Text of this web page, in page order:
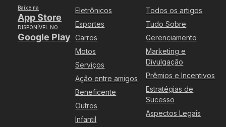
Baixe na
App Store
DISPONÍVEL NO
Google Play
Eletrônicos
Esportes
Carros
Motos
Serviços
Ação entre amigos
Beneficente
Outros
Infantil
Todos os artigos
Tudo Sobre
Gerenciamento
Marketing e
Divulgação
Prêmios e Incentivos
Estratégias de
Sucesso
Aspectos Legais